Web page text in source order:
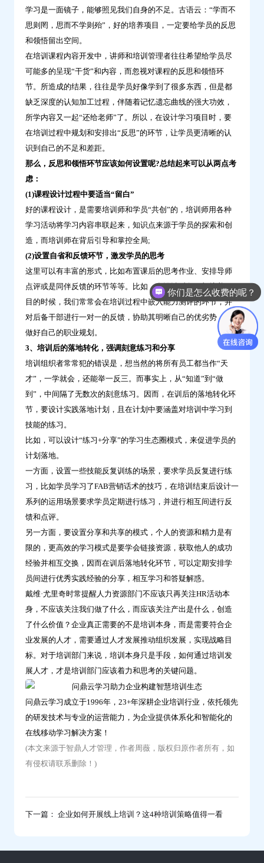
学习是一面镜子，能够照见我们自身的不足。古语云：“学而不
思则罔，思而不学则殆”，好的培养项目，一定要给学员的反思
和领悟留出空间。
在培训课程内容开发中，讲师和培训管理者往往希望给学员尽
可能多的呈现“干货”和内容，而忽视对课程的反思和领悟环
节。所造成的结果，往往是学员好像学到了很多东西，但是都
缺乏深度的认知加工过程，伴随着记忆遗忘曲线的强大功效，
所学内容又一起“还给老师”了。所以，在设计学习项目时，要
在培训过程中规划和安排出“反思”的环节，让学员更清晰的认
识到自己的不足和差距。
那么，反思和领悟环节应该如何设置呢?总结起来可以从两点考
虑：
(1)课程设计过程中要适当“留白”
好的课程设计，是需要培训师和学员“共创”的，培训师用各种
学习活动将学习内容串联起来，知识点来源于学员的探索和创
造，而培训师在背后引导和掌控全局;
(2)设置自省和反馈环节，激发学员的思考
这里可以有丰富的形式，比如布置课后的思考作业、安排导师
点评或是同伴反馈的环节等等。比如，在设计后备干部培养项
目的时候，我们常常会在培训过程中嵌入能力测评的环节，并
对后备干部进行一对一的反馈，协助其明晰自己的优劣势，并
做好自己的职业规划。
3、培训后的落地转化，强调刻意练习和分享
培训组织者常常犯的错误是，想当然的将所有员工都当作“天
才”，一学就会，还能举一反三。而事实上，从“知道”到“做
到”，中间隔了无数次的刻意练习。因而，在训后的落地转化环
节，要设计实践落地计划，且在计划中要涵盖对培训中学习到
技能的练习。
比如，可以设计“练习+分享”的学习生态圈模式，来促进学员的
计划落地。
一方面，设置一些技能反复训练的场景，要求学员反复进行练
习，比如学员学习了FAB营销话术的技巧，在培训结束后设计一
系列的运用场景要求学员定期进行练习，并进行相互间进行反
馈和点评。
另一方面，要设置分享和共享的模式，个人的资源和精力是有
限的，更高效的学习模式是要学会链接资源，获取他人的成功
经验并相互交换，因而在训后落地转化环节，可以定期安排学
员间进行优秀实践经验的分享，相互学习和答疑解惑。
戴维·尤里奇时常提醒人力资源部门不应该只再关注HR活动本
身，不应该关注我们做了什么，而应该关注产出是什么，创造
了什么价值？企业真正需要的不是培训本身，而是需要符合企
业发展的人才，需要通过人才发展推动组织发展，实现战略目
标。对于培训部门来说，培训本身只是手段，如何通过培训发
展人才，才是培训部门应该着力和思考的关键问题。
问鼎云学习成立于1996年，23+年深耕企业培训行业，依托领先
的研发技术与专业的运营能力，为企业提供体系化和智能化的
在线移动学习解决方案！
(本文来源于智鼎人才管理，作者周薇，版权归原作者所有，如
有侵权请联系删除！)
下一篇： 企业如何开展线上培训？这4种培训策略值得一看
你们是怎么收费的呢？